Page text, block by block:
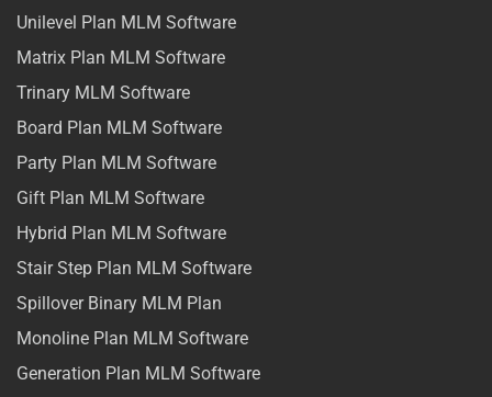
Unilevel Plan MLM Software
Matrix Plan MLM Software
Trinary MLM Software
Board Plan MLM Software
Party Plan MLM Software
Gift Plan MLM Software
Hybrid Plan MLM Software
Stair Step Plan MLM Software
Spillover Binary MLM Plan
Monoline Plan MLM Software
Generation Plan MLM Software